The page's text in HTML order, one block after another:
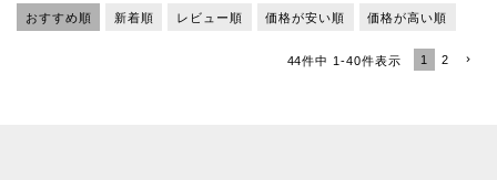
おすすめ順 新着順 レビュー順 価格が安い順 価格が高い順
44件中 1-40件表示 1 2